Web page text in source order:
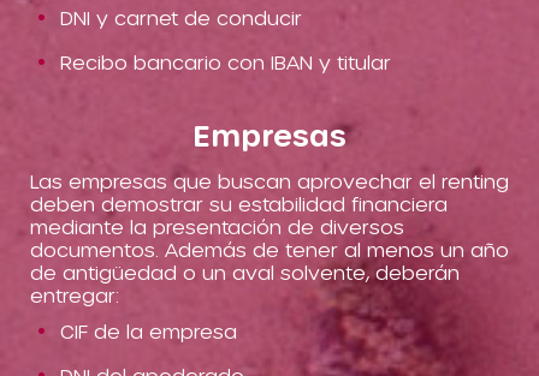
DNI y carnet de conducir
Recibo bancario con IBAN y titular
Empresas
Las empresas que buscan aprovechar el renting
deben demostrar su estabilidad financiera
mediante la presentación de diversos
documentos. Además de tener al menos un año
de antigüedad o un aval solvente, deberán
entregar:
CIF de la empresa